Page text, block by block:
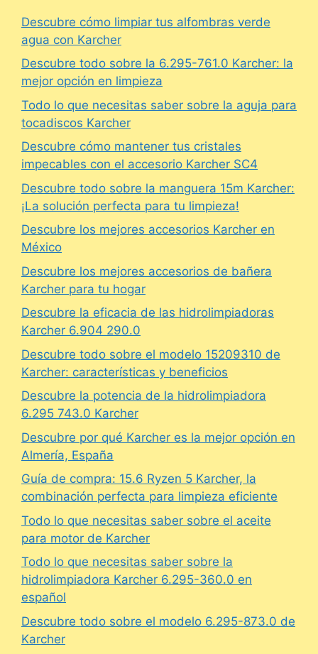
Descubre cómo limpiar tus alfombras verde
agua con Karcher
Descubre todo sobre la 6.295-761.0 Karcher: la
mejor opción en limpieza
Todo lo que necesitas saber sobre la aguja para
tocadiscos Karcher
Descubre cómo mantener tus cristales
impecables con el accesorio Karcher SC4
Descubre todo sobre la manguera 15m Karcher:
¡La solución perfecta para tu limpieza!
Descubre los mejores accesorios Karcher en
México
Descubre los mejores accesorios de bañera
Karcher para tu hogar
Descubre la eficacia de las hidrolimpiadoras
Karcher 6.904 290.0
Descubre todo sobre el modelo 15209310 de
Karcher: características y beneficios
Descubre la potencia de la hidrolimpiadora
6.295 743.0 Karcher
Descubre por qué Karcher es la mejor opción en
Almería, España
Guía de compra: 15.6 Ryzen 5 Karcher, la
combinación perfecta para limpieza eficiente
Todo lo que necesitas saber sobre el aceite
para motor de Karcher
Todo lo que necesitas saber sobre la
hidrolimpiadora Karcher 6.295-360.0 en
español
Descubre todo sobre el modelo 6.295-873.0 de
Karcher